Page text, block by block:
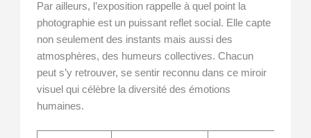
Par ailleurs, l’exposition rappelle à quel point la
photographie est un puissant reflet social. Elle capte
non seulement des instants mais aussi des
atmosphères, des humeurs collectives. Chacun
peut s’y retrouver, se sentir reconnu dans ce miroir
visuel qui célèbre la diversité des émotions
humaines.